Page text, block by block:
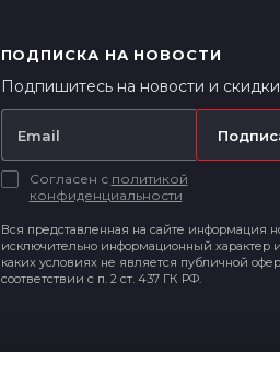
ПОДПИСКА НА НОВОСТИ
Подпишитесь на новости и скидки
Согласен с политикой
конфиденциальности
Вся представленная на сайте информация
исключительно информационный характер
каких условиях не является публичной
соответствии с п. 2 ст. 437 ГК РФ.